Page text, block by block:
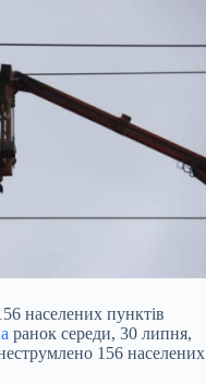
населених пунктів
ранок середи, 30 липня,
156 населених